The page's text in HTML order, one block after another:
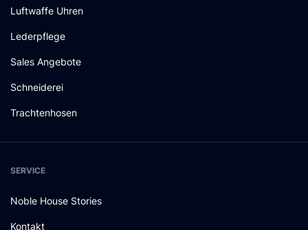
Luftwaffe Uhren
Lederpflege
Sales Angebote
Schneiderei
Trachtenhosen
SERVICE
Noble House Stories
Kontakt